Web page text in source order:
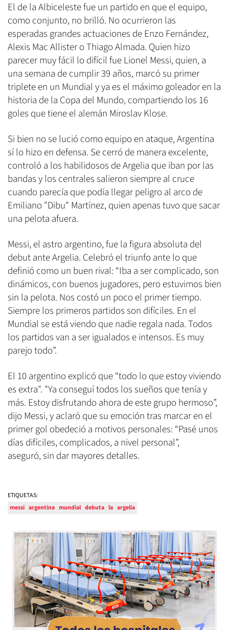
El de la Albiceleste fue un partido en que el equipo,
como conjunto, no brilló. No ocurrieron las
esperadas grandes actuaciones de Enzo Fernández,
Alexis Mac Allister o Thiago Almada. Quien hizo
parecer muy fácil lo difícil fue Lionel Messi, quien, a
una semana de cumplir 39 años, marcó su primer
triplete en un Mundial y ya es el máximo goleador en la
historia de la Copa del Mundo, compartiendo los 16
goles que tiene el alemán Miroslav Klose.
Si bien no se lució como equipo en ataque, Argentina
sí lo hizo en defensa. Se cerró de manera excelente,
controló a los habilidosos de Argelia que iban por las
bandas y los centrales salieron siempre al cruce
cuando parecía que podía llegar peligro al arco de
Emiliano "Dibu" Martínez, quien apenas tuvo que sacar
una pelota afuera.
Messi, el astro argentino, fue la figura absoluta del
debut ante Argelia. Celebró el triunfo ante lo que
definió como un buen rival: “Iba a ser complicado, son
dinámicos, con buenos jugadores, pero estuvimos bien
sin la pelota. Nos costó un poco el primer tiempo.
Siempre los primeros partidos son difíciles. En el
Mundial se está viendo que nadie regala nada. Todos
los partidos van a ser igualados e intensos. Es muy
parejo todo”.
El 10 argentino explicó que “todo lo que estoy viviendo
es extra". "Ya conseguí todos los sueños que tenía y
más. Estoy disfrutando ahora de este grupo hermoso”,
dijo Messi, y aclaró que su emoción tras marcar en el
primer gol obedeció a motivos personales: “Pasé unos
días difíciles, complicados, a nivel personal”,
aseguró, sin dar mayores detalles.
ETIQUETAS:
messi argentina mundial debuta la argelia